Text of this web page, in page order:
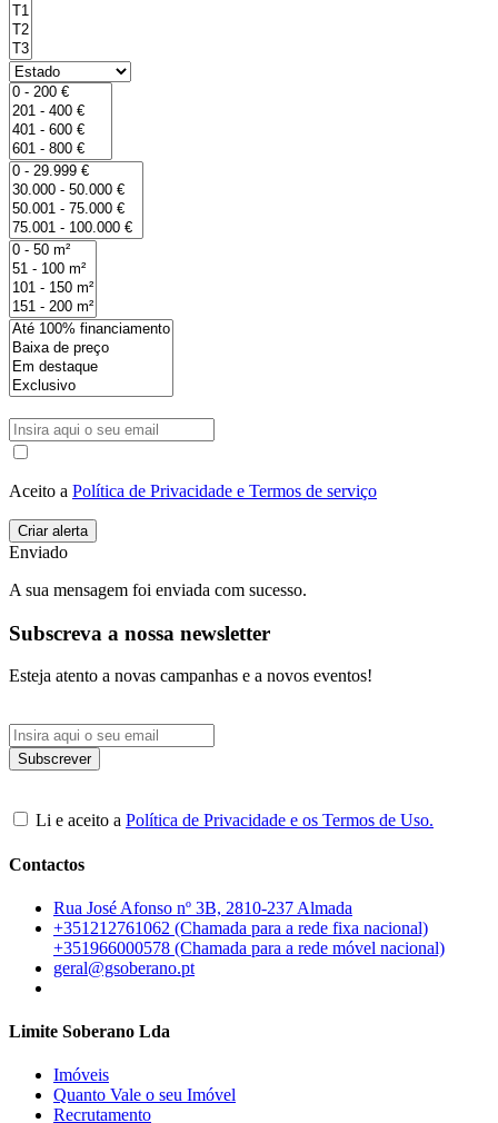
Aceito a Política de Privacidade e Termos de serviço
Enviado
A sua mensagem foi enviada com sucesso.
Subscreva a nossa newsletter
Esteja atento a novas campanhas e a novos eventos!
Li e aceito a Política de Privacidade e os Termos de Uso.
Contactos
Rua José Afonso nº 3B, 2810-237 Almada
+351212761062 (Chamada para a rede fixa nacional)
+351966000578 (Chamada para a rede móvel nacional)
geral@gsoberano.pt
Limite Soberano Lda
Imóveis
Quanto Vale o seu Imóvel
Recrutamento